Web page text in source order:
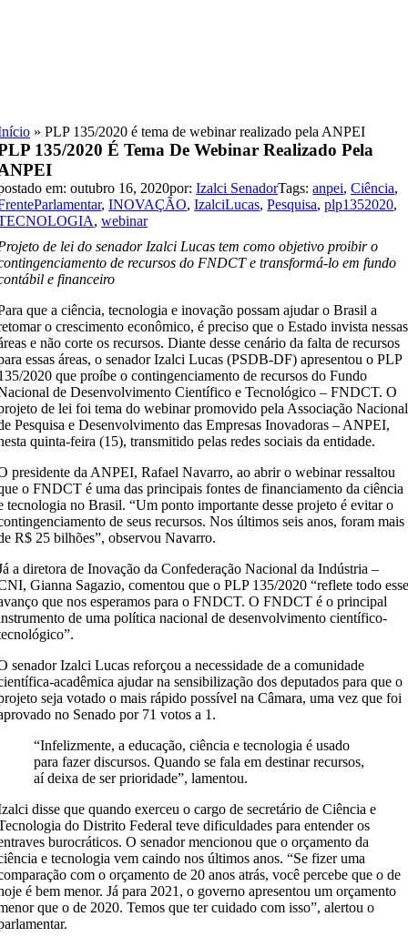
»PLP 135/2020 é tema de webinar realizado pela ANPEI
135/2020 É Tema De Webinar Realizado Pela
em: outubro 16, 2020por:Izalci SenadorTags:anpei,Ciência,
,INOVAÇÃO,IzalciLucas,Pesquisa,plp1352020,
,webinar
de lei do senador Izalci Lucas tem como objetivo proibir o
de recursos do FNDCT e transformá-lo em fundo
e financeiro
que a ciência, tecnologia e inovação possam ajudar o Brasil a
o crescimento econômico, é preciso que o Estado invista nessas
e não corte os recursos. Diante desse cenário da falta de recursos
essas áreas, o senador Izalci Lucas (PSDB-DF) apresentou o PLP
2020 que proíbe o contingenciamento de recursos do Fundo
de Desenvolvimento Científico e Tecnológico – FNDCT. O
de lei foi tema do webinar promovido pela Associação Nacional
Pesquisa e Desenvolvimento das Empresas Inovadoras – ANPEI,
quinta-feira (15), transmitido pelas redes sociais da entidade.
presidente da ANPEI, Rafael Navarro, ao abrir o webinar ressaltou
o FNDCT é uma das principais fontes de financiamento da ciência
tecnologia no Brasil. “Um ponto importante desse projeto é evitar o
de seus recursos. Nos últimos seis anos, foram mais
R$ 25 bilhões”, observou Navarro.
a diretora de Inovação da Confederação Nacional da Indústria –
Gianna Sagazio, comentou que o PLP 135/2020 “reflete todo
que nos esperamos para o FNDCT. O FNDCT é o principal
de uma política nacional de desenvolvimento científico-
senador Izalci Lucas reforçou a necessidade de a comunidade
acadêmica ajudar na sensibilização dos deputados para que o
seja votado o mais rápido possível na Câmara, uma vez que foi
no Senado por 71 votos a 1.
“Infelizmente, a educação, ciência e tecnologia é usado
para fazer discursos. Quando se fala em destinar recursos,
aí deixa de ser prioridade”, lamentou.
disse que quando exerceu o cargo de secretário de Ciência e
do Distrito Federal teve dificuldades para entender os
burocráticos. O senador mencionou que o orçamento da
e tecnologia vem caindo nos últimos anos. “Se fizer uma
com o orçamento de 20 anos atrás, você percebe que o de
é bem menor. Já para 2021, o governo apresentou um orçamento
que o de 2020. Temos que ter cuidado com isso”, alertou o